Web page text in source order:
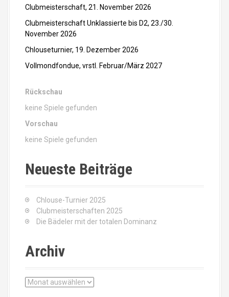
Clubmeisterschaft, 21. November 2026
Clubmeisterschaft Unklassierte bis D2, 23./30.
November 2026
Chlouseturnier, 19. Dezember 2026
Vollmondfondue, vrstl. Februar/März 2027
Rückschau
keine Spiele gefunden
Vorschau
keine Spiele gefunden
Neueste Beiträge
Chlouse-Turnier 2025
Clubmeisterschaften 2025
Die Bädeler mit der totalen Dominanz
Archiv
A